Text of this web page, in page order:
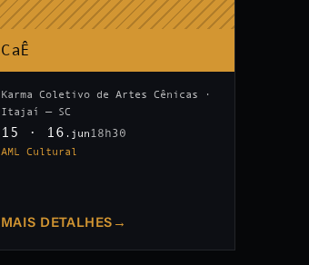
CaÊ
Karma Coletivo de Artes Cênicas ·
Itajaí — SC
15 · 16 .jun18h30
AML Cultural
MAIS DETALHES →